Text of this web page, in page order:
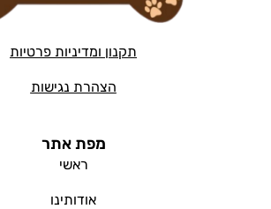
מפת אתר
ראשי
אודותינו
תקנון ומדיניות פרטיות
הצהרת נגישות